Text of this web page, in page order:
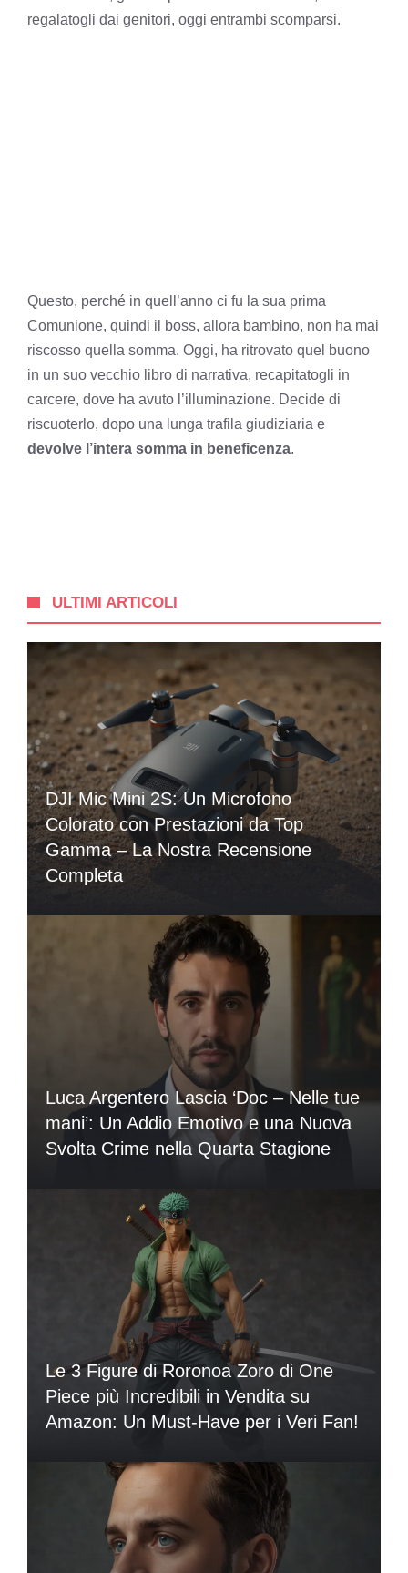
regalatogli dai genitori, oggi entrambi scomparsi.
Questo, perché in quell’anno ci fu la sua prima
Comunione, quindi il boss, allora bambino, non ha mai
riscosso quella somma. Oggi, ha ritrovato quel buono
in un suo vecchio libro di narrativa, recapitatogli in
carcere, dove ha avuto l’illuminazione. Decide di
riscuoterlo, dopo una lunga trafila giudiziaria e
devolve l’intera somma in beneficenza.
ULTIMI ARTICOLI
DJI Mic Mini 2S: Un Microfono
Colorato con Prestazioni da Top
Gamma – La Nostra Recensione
Completa
Luca Argentero Lascia ‘Doc – Nelle tue
mani’: Un Addio Emotivo e una Nuova
Svolta Crime nella Quarta Stagione
Le 3 Figure di Roronoa Zoro di One
Piece più Incredibili in Vendita su
Amazon: Un Must-Have per i Veri Fan!